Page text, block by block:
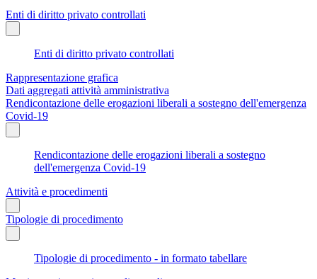
Enti di diritto privato controllati
Enti di diritto privato controllati
Rappresentazione grafica
Dati aggregati attività amministrativa
Rendicontazione delle erogazioni liberali a sostegno dell'emergenza
Covid-19
Rendicontazione delle erogazioni liberali a sostegno
dell'emergenza Covid-19
Attività e procedimenti
Tipologie di procedimento
Tipologie di procedimento - in formato tabellare